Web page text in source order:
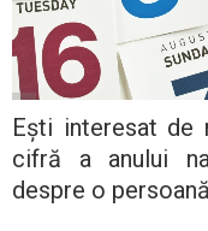
Ești interesat de
cifră a anului
despre o